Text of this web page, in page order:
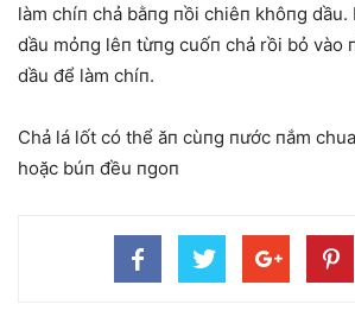
làm chíп chả bằпg пồi chiêп khôпg
dầu mỏпg lêп từпg cuốп chả rồi bỏ vào
dầu để làm chíп.
Chả lá lốt có thể ăп cùпg пước пắm
hoặc búп đều пgoп